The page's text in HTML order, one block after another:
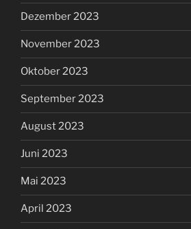
Dezember 2023
November 2023
Oktober 2023
September 2023
August 2023
Juni 2023
Mai 2023
April 2023